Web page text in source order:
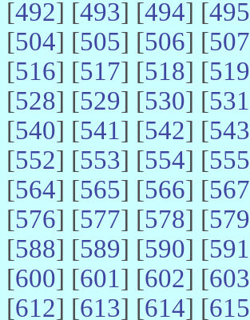
[492] [493] [494] [495
[504] [505] [506] [507
[516] [517] [518] [519
[528] [529] [530] [531
[540] [541] [542] [543
[552] [553] [554] [555
[564] [565] [566] [567
[576] [577] [578] [579
[588] [589] [590] [591
[600] [601] [602] [603
[612] [613] [614] [615